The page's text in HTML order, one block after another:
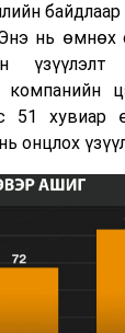
нь
үзүүлэлт
компанийн
51 хувиар
онцлох